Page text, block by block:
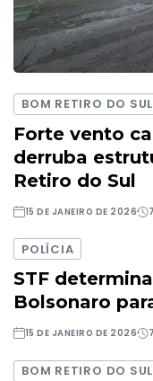
BOM RETIRO DO SUL
Forte vento
derruba
Retiro do Sul
15 DE JANEIRO DE 2026
POLÍCIA
STF
Bolsonaro
15 DE JANEIRO DE 2026
BOM RETIRO DO SUL